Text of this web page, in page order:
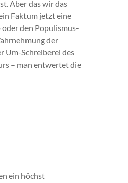
Aber das wir das
Faktum jetzt eine
oder den Populismus-
der
Um-Schreiberei des
– man entwertet die
ein höchst